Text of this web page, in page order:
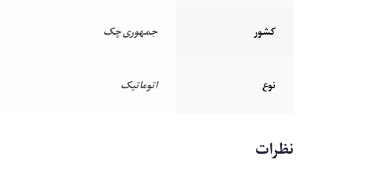
کشور جمهوری چک
نوع اتوماتیک
نظرات